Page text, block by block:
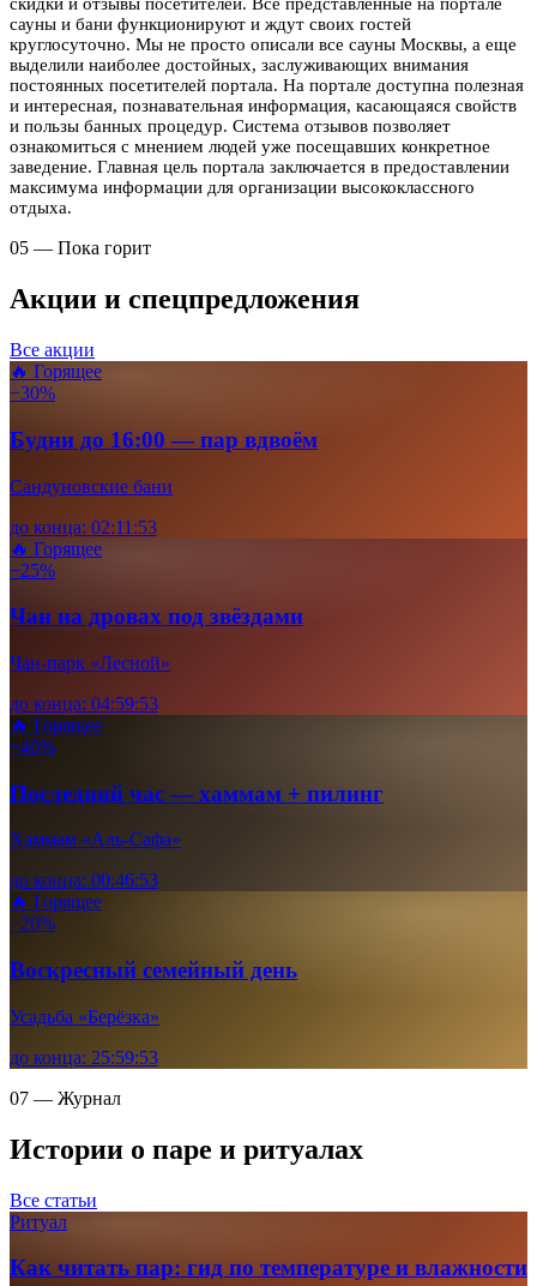
скидки и отзывы посетителей. Все представленные на портале
сауны и бани функционируют и ждут своих гостей
круглосуточно. Мы не просто описали все сауны Москвы, а еще
выделили наиболее достойных, заслуживающих внимания
постоянных посетителей портала. На портале доступна полезная
и интересная, познавательная информация, касающаяся свойств
и пользы банных процедур. Система отзывов позволяет
ознакомиться с мнением людей уже посещавших конкретное
заведение. Главная цель портала заключается в предоставлении
максимума информации для организации высококлассного
отдыха.
05 — Пока горит
Акции и спецпредложения
Все акции
🔥 Горящее
−30%
Будни до 16:00 — пар вдвоём
Сандуновские бани
до конца: 02:11 :52
🔥 Горящее
−25%
Чан на дровах под звёздами
Чан-парк «Лесной»
до конца: 04:59:52
🔥 Горящее
−40%
Последний час — хаммам + пилинг
Хаммам «Аль-Сафа»
до конца: 00:46:52
🔥 Горящее
−20%
Воскресный семейный день
Усадьба «Берёзка»
до конца: 25:59:52
07 — Журнал
Истории о паре и ритуалах
Все статьи
Ритуал
Как читать пар: гид по температуре и влажности